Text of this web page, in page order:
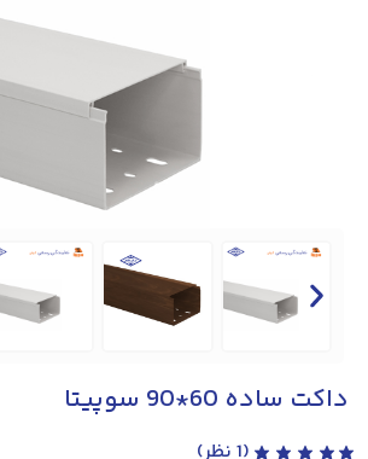
داکت ساده 60*90 سوپیتا
(
1 نظر)